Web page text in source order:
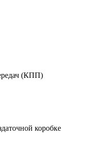
(КПП)
коробке